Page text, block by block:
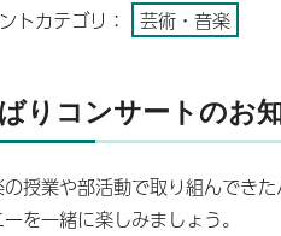
トカテゴリ： 芸術・音楽
りコンサートのお
授業や部活動で取り組んでき
を一緒に楽しみましょう。